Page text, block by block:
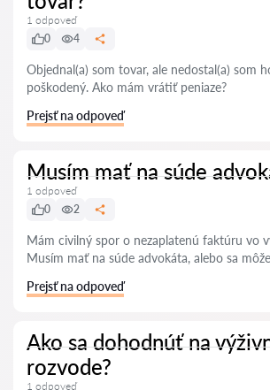
1 odpoveď
0
4
Objednal(a) som tovar, ale nedostal(a) som
poškodený. Ako mám vrátiť peniaze?
Prejsť na odpoveď
Musím mať na súde
1 odpoveď
0
2
Mám civilný spor o nezaplatenú faktúru vo
Musím mať na súde advokáta, alebo sa
Prejsť na odpoveď
Ako sa dohodnúť na
rozvode?
1 odpoveď